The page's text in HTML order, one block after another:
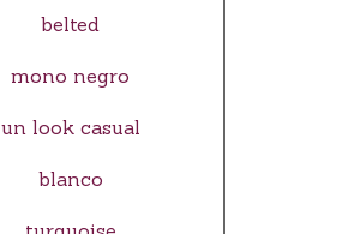
belted
mono negro
un look casual
blanco